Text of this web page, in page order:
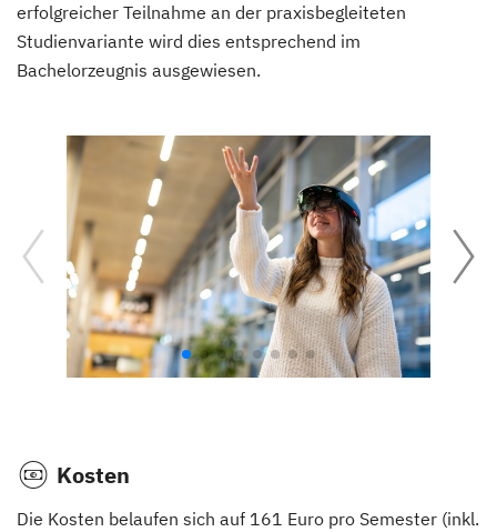
erfolgreicher Teilnahme an der praxisbegleiteten
Studienvariante wird dies entsprechend im
Bachelorzeugnis ausgewiesen.
Kosten
Die Kosten belaufen sich auf 161 Euro pro Semester (inkl.